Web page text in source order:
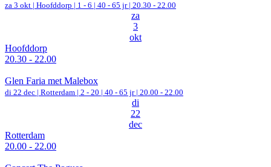
za 3 okt | Hoofddorp | 1 - 6 | 40 - 65 jr | 20.30 - 22.00
za
3
okt
Hoofddorp
20.30 - 22.00
Glen Faria met Malebox
di 22 dec | Rotterdam | 2 - 20 | 40 - 65 jr | 20.00 - 22.00
di
22
dec
Rotterdam
20.00 - 22.00